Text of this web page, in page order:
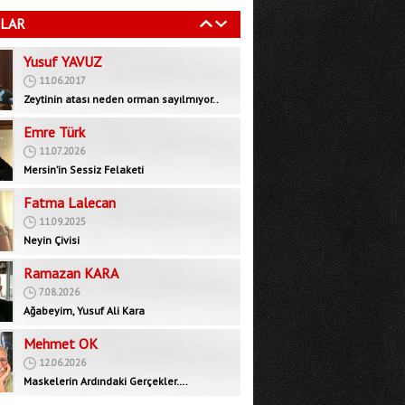
11.06.2017
Zeytinin atası neden orman sayılmıyor..
Emre Türk
11.07.2026
Mersin’in Sessiz Felaketi
Fatma Lalecan
11.09.2025
Neyin Çivisi
Ramazan KARA
7.08.2026
Ağabeyim, Yusuf Ali Kara
Mehmet OK
12.06.2026
Maskelerin Ardındaki Gerçekler….
Bedrettin GÜNDEŞ
29.09.2025
İktidar muhalefeti devre dışı bırakarak yeni